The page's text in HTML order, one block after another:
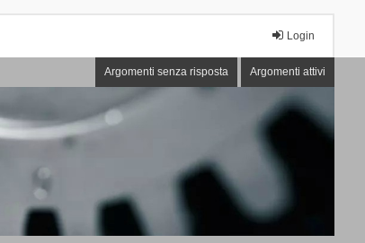
Login
Argomenti senza risposta Argomenti attivi